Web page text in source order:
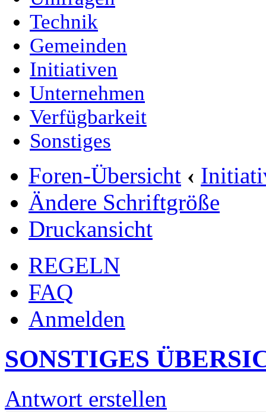
Technik
Gemeinden
Initiativen
Unternehmen
Verfügbarkeit
Sonstiges
Foren-Übersicht ‹
Ändere Schriftgröße
Druckansicht
REGELN
FAQ
Anmelden
SONSTIGES
Antwort erstellen